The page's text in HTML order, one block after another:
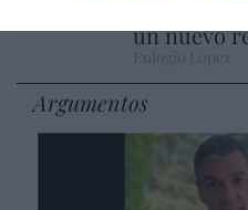
un nuevo
Argumentos